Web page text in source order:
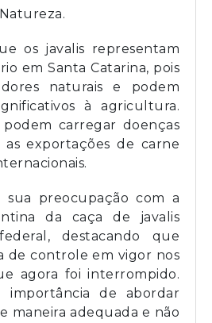
os javalis representam
em Santa Catarina, pois
naturais e podem
à agricultura.
podem carregar doenças
exportações de carne
sua preocupação com a
da caça de javalis
destacando que
de controle em vigor nos
agora foi interrompido.
importância de abordar
maneira adequada e não